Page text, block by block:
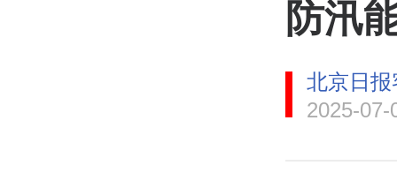
防汛
北京日
2025-07-